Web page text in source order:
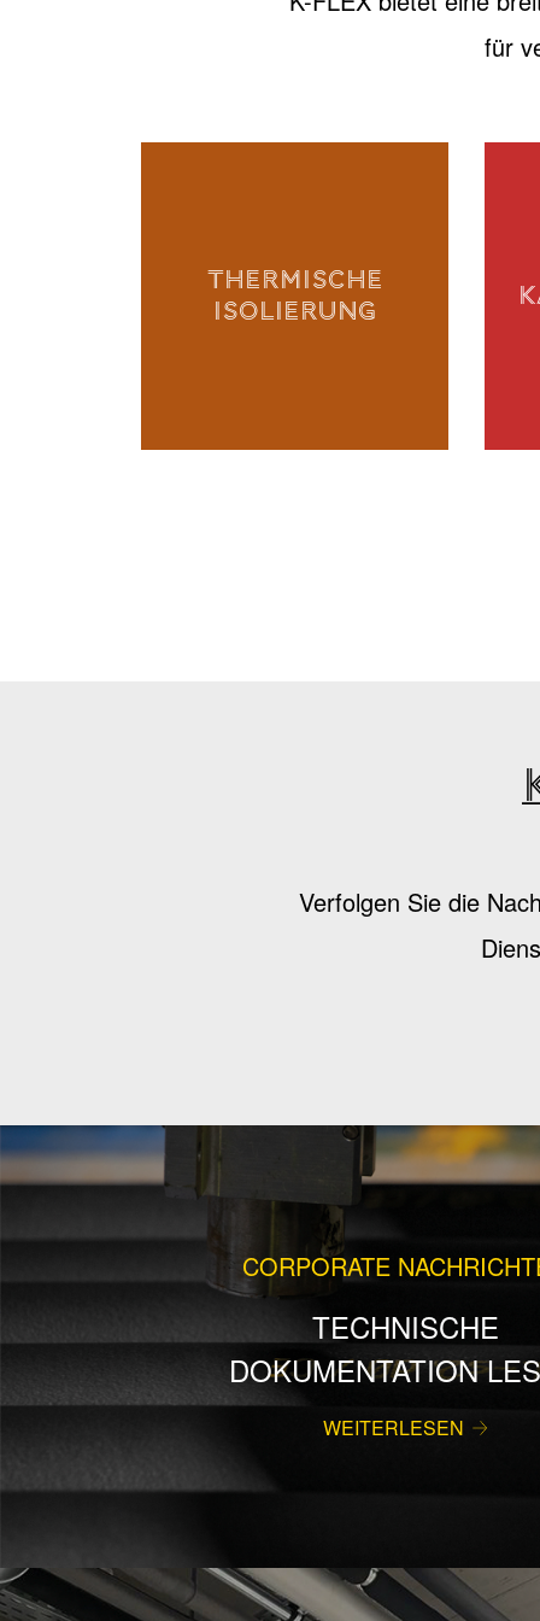
für
THERMISCHE
ISOLIERUNG
Verfolgen Sie die
CORPORATE
TECHNISCHE
DOKUMENTATION
WEITERLESEN